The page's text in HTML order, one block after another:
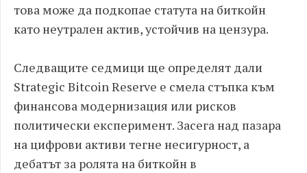
това може да подкопае статута на биткойн
като неутрален актив, устойчив на цензура.
Следващите седмици ще определят дали
Strategic Bitcoin Reserve е смела стъпка към
финансова модернизация или рисков
политически експеримент. Засега над пазара
на цифрови активи тегне несигурност, а
дебатът за ролята на биткойн в